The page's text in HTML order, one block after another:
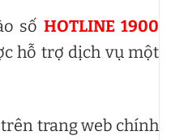
số HOTLINE 1900
hỗ trợ dịch vụ một
trang web chính